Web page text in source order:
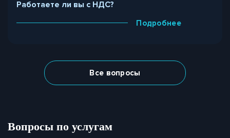
Работаете ли вы с НДС?
Подробнее
Все вопросы
Вопросы по услугам